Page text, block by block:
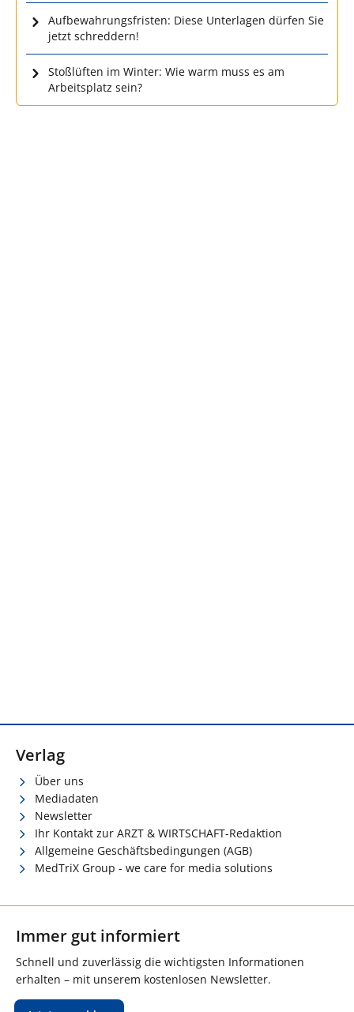
Aufbewahrungsfristen: Diese Unterlagen dürfen Sie
jetzt schreddern!
Stoßlüften im Winter: Wie warm muss es am
Arbeitsplatz sein?
Verlag
Über uns
Mediadaten
Newsletter
Ihr Kontakt zur ARZT & WIRTSCHAFT-Redaktion
Allgemeine Geschäftsbedingungen (AGB)
MedTriX Group - we care for media solutions
Immer gut informiert
Schnell und zuverlässig die wichtigsten Informationen
erhalten – mit unserem kostenlosen Newsletter.